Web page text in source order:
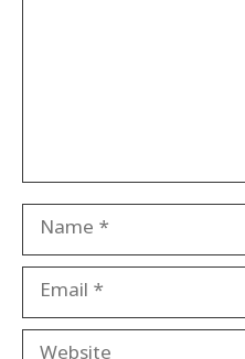
Name
Email
Website